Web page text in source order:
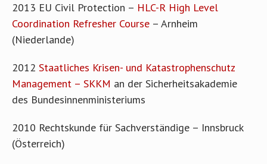
2013 EU Civil Protection – HLC-R High Level
Coordination Refresher Course – Arnheim
(Niederlande)
2012 Staatliches Krisen- und Katastrophenschutz
Management – SKKM an der Sicherheitsakademie
des Bundesinnenministeriums
2010 Rechtskunde für Sachverständige – Innsbruck
(Österreich)